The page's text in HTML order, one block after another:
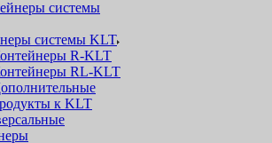
системы KLT
R-KLT
RL-KLT
к KLT